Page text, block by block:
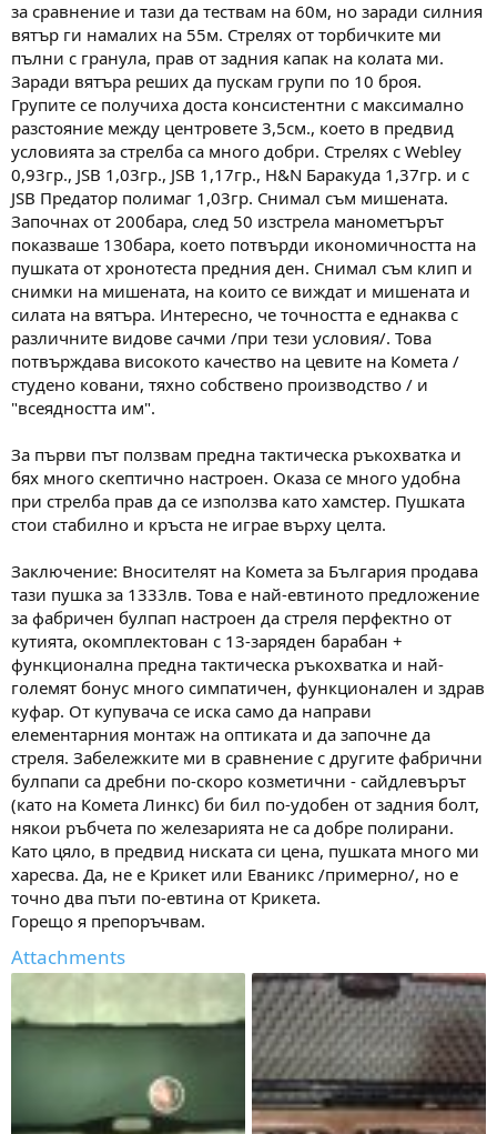
за сравнение и тази да тествам на 60м, но заради силния
вятър ги намалих на 55м. Стрелях от торбичките ми
пълни с гранула, прав от задния капак на колата ми.
Заради вятъра реших да пускам групи по 10 броя.
Групите се получиха доста консистентни с максимално
разстояние между центровете 3,5см., което в предвид
условията за стрелба са много добри. Стрелях с Webley
0,93гр., JSB 1,03гр., JSB 1,17гр., H&N Баракуда 1,37гр. и с
JSB Предатор полимаг 1,03гр. Снимал съм мишената.
Започнах от 200бара, след 50 изстрела манометърът
показваше 130бара, което потвърди икономичността на
пушката от хронотеста предния ден. Снимал съм клип и
снимки на мишената, на които се виждат и мишената и
силата на вятъра. Интересно, че точността е еднаква с
различните видове сачми /при тези условия/. Това
потвърждава високото качество на цевите на Комета /
студено ковани, тяхно собствено производство / и
"всеядността им".
За първи път ползвам предна тактическа ръкохватка и
бях много скептично настроен. Оказа се много удобна
при стрелба прав да се използва като хамстер. Пушката
стои стабилно и кръста не играе върху целта.
Заключение: Вносителят на Комета за България продава
тази пушка за 1333лв. Това е най-евтиното предложение
за фабричен булпап настроен да стреля перфектно от
кутията, окомплектован с 13-заряден барабан +
функционална предна тактическа ръкохватка и най-
големят бонус много симпатичен, функционален и здрав
куфар. От купувача се иска само да направи
елементарния монтаж на оптиката и да започне да
стреля. Забележките ми в сравнение с другите фабрични
булпапи са дребни по-скоро козметични - сайдлевърът
(като на Комета Линкс) би бил по-удобен от задния болт,
някои ръбчета по железарията не са добре полирани.
Като цяло, в предвид ниската си цена, пушката много ми
харесва. Да, не е Крикет или Еваникс /примерно/, но е
точно два пъти по-евтина от Крикета.
Горещо я препоръчвам.
Attachments